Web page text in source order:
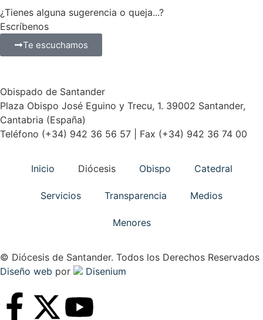
¿Tienes alguna sugerencia o queja...?
Escríbenos
Te escuchamos
Obispado de Santander
Plaza Obispo José Eguino y Trecu, 1. 39002 Santander,
Cantabria (España)
Teléfono (+34) 942 36 56 57 | Fax (+34) 942 36 74 00
Inicio Diócesis Obispo Catedral
Servicios Transparencia Medios
Menores
© Diócesis de Santander. Todos los Derechos Reservados
Diseño web por Disenium